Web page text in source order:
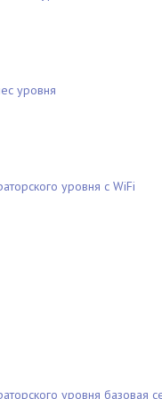
уровня
уровня с WiFi
уровня базовая